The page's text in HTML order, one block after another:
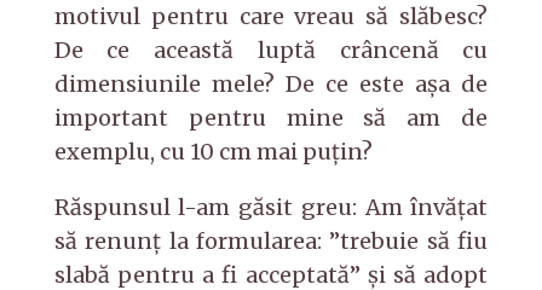
motivul pentru care vreau să slăbesc?
De ce această luptă crâncenă cu
dimensiunile mele? De ce este aşa de
important pentru mine să am de
exemplu, cu 10 cm mai puţin?
Răspunsul l-am găsit greu: Am învățat
să renunț la formularea: ”trebuie să fiu
slabă pentru a fi acceptată” și să adopt